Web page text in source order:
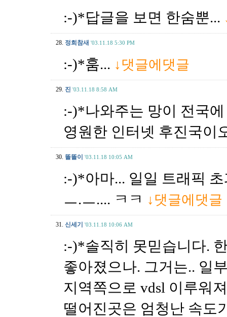
:-)*답글을 보면 한숨뿐...
28. 정희참새 '03.11.18 5:30 PM
:-)*훔... ↓댓글에댓글
29. 진 '03.11.18 8:58 AM
:-)*나와주는 망이 전국
영원한 인터넷 후진국이
30. 똘똘이 '03.11.18 10:05 AM
:-)*아마... 일일 트래픽
ㅡ.ㅡ.... ㅋㅋ ↓댓글에댓글
31. 신세기 '03.11.18 10:06 AM
:-)*솔직히 못믿습니다.
좋아졌으나. 그거는.. 일
지역쪽으로 vdsl 이루워
떨어진곳은 엄청난 속도